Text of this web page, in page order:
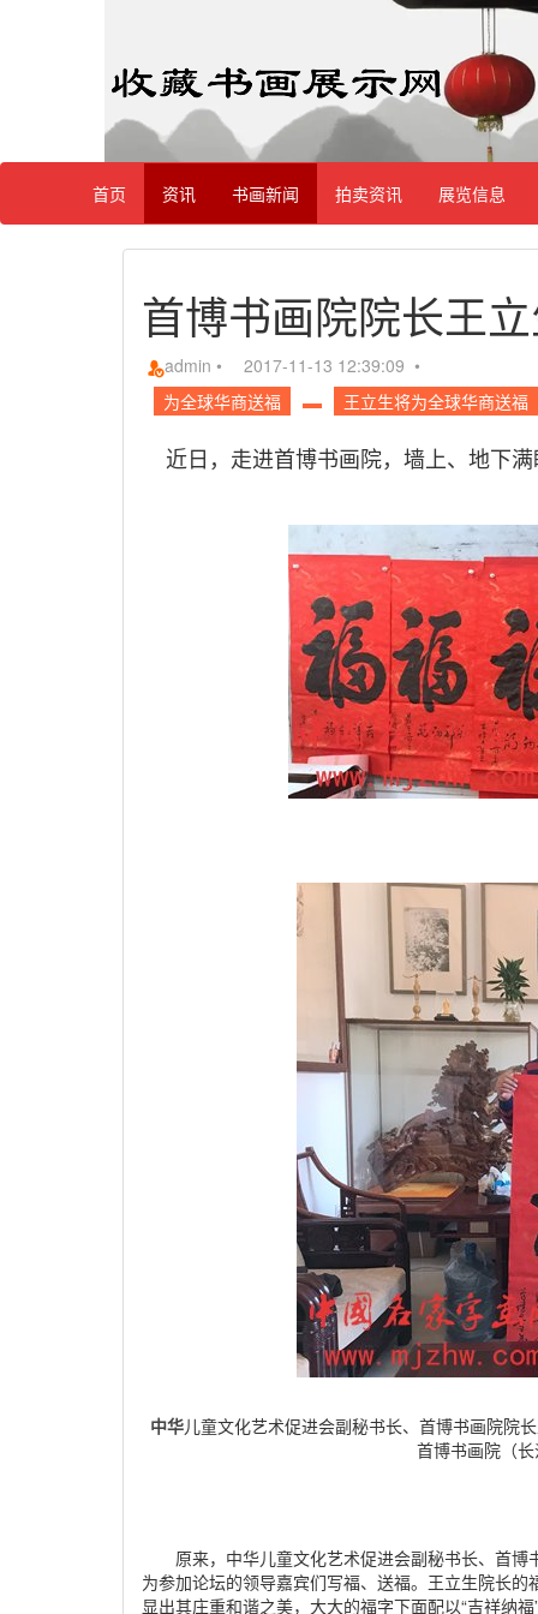
首页 资讯 书画新闻 拍卖资讯 展览信息
首博书画院院长王
admin •
2017-11-13 12:39:09 •
为全球华商送福
王立生将为全球华商送福
近日，走进首博书画院，墙上、地下
中华儿童文化艺术促进会副秘书长、首博书画院院
首博书画院（
原来，中华儿童文化艺术促进会副秘书长、首博
为参加论坛的领导嘉宾们写福、送福。王立生院长
显出其庄重和谐之美，大大的福字下面配以“吉祥纳